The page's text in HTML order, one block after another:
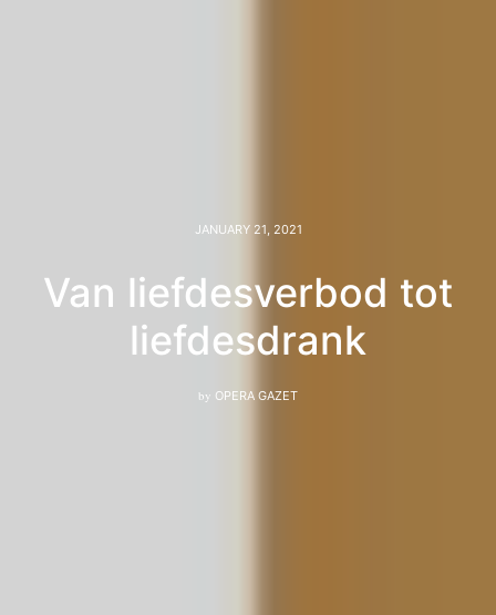
JANUARY 21, 2021
Van liefdesverbod tot
liefdesdrank
by OPERA GAZET